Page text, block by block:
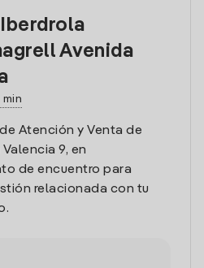
Avenida
Atención y Venta de
9, en
de encuentro para
relacionada con tu